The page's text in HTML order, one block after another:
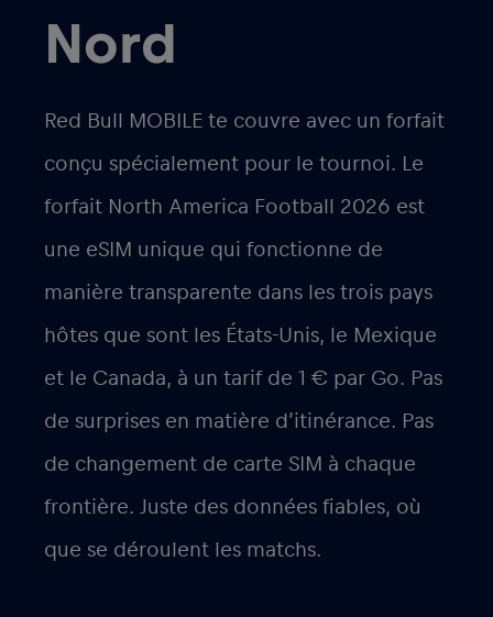
Nord
Red Bull MOBILE te couvre avec un forfait
conçu spécialement pour le tournoi. Le
forfait North America Football 2026 est
une eSIM unique qui fonctionne de
manière transparente dans les trois pays
hôtes que sont les États-Unis, le Mexique
et le Canada, à un tarif de 1 € par Go. Pas
de surprises en matière d’itinérance. Pas
de changement de carte SIM à chaque
frontière. Juste des données fiables, où
que se déroulent les matchs.